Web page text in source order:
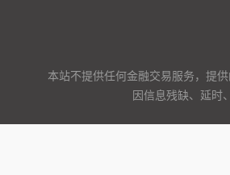
本站不提供任何金融交易服务，提
因信息残缺、延时